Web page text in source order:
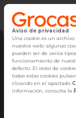
Aviso de privacidad
Una cookie es un
nuestra web: algunas
pueden ser de varios
funcionamiento de
defecto. El resto de
todas estas cookies
clicando en el apartado
información, consulta la